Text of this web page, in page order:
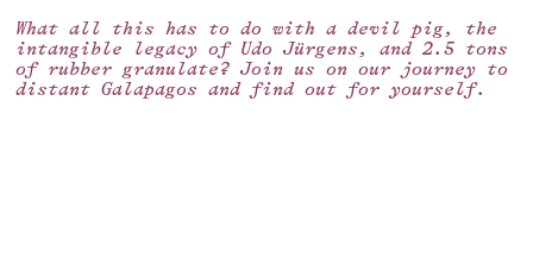
What all this has to do with a devil pig, the
intangible legacy of Udo Jürgens, and 2.5 tons
of rubber granulate? Join us on our journey to
distant Galapagos and find out for yourself.